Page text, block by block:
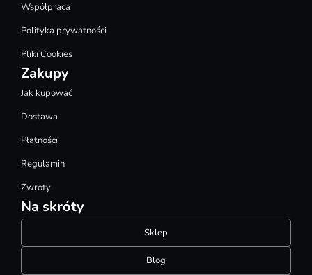
Współpraca
Polityka prywatności
Pliki Cookies
Zakupy
Jak kupować
Dostawa
Płatności
Regulamin
Zwroty
Na skróty
Sklep
Blog